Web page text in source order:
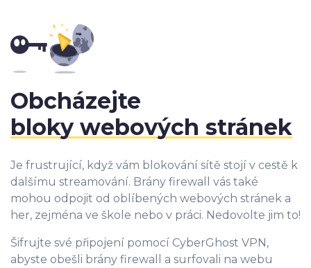
Obcházejte
bloky webových stránek
Je frustrující, když vám blokování sítě stojí v cestě k
dalšímu streamování. Brány firewall vás také
mohou odpojit od oblíbených webových stránek a
her, zejména ve škole nebo v práci. Nedovolte jim to!
Šifrujte své připojení pomocí CyberGhost VPN,
abyste obešli brány firewall a surfovali na webu